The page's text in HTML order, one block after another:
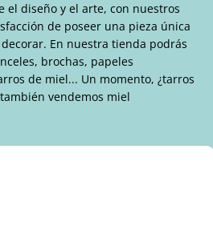
el diseño y el arte, con nuestros
de poseer una pieza única
En nuestra tienda podrás
brochas, papeles
de miel... Un momento, ¿tarros
vendemos miel